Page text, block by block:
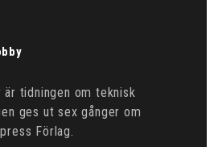
tidningen om teknisk
ges ut sex gånger om
Förlag.